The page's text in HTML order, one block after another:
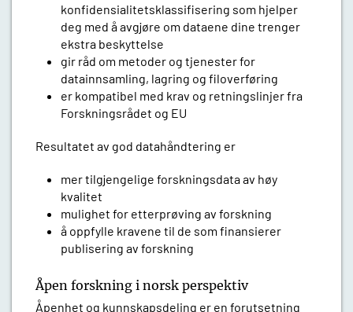
konfidensialitetsklassifisering som hjelper
deg med å avgjøre om dataene dine trenger
ekstra beskyttelse
gir råd om metoder og tjenester for
datainnsamling, lagring og filoverføring
er kompatibel med krav og retningslinjer fra
Forskningsrådet og EU
Resultatet av god datahåndtering er
mer tilgjengelige forskningsdata av høy
kvalitet
mulighet for etterprøving av forskning
å oppfylle kravene til de som finansierer
publisering av forskning
Åpen forskning i norsk perspektiv
Åpenhet og kunnskapsdeling er en forutsetning